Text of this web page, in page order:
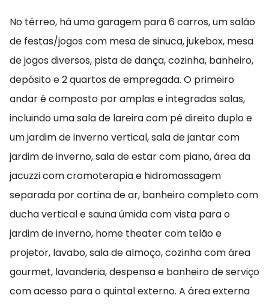
No térreo, há uma garagem para 6 carros, um salão
de festas/jogos com mesa de sinuca, jukebox, mesa
de jogos diversos, pista de dança, cozinha, banheiro,
depósito e 2 quartos de empregada. O primeiro
andar é composto por amplas e integradas salas,
incluindo uma sala de lareira com pé direito duplo e
um jardim de inverno vertical, sala de jantar com
jardim de inverno, sala de estar com piano, área da
jacuzzi com cromoterapia e hidromassagem
separada por cortina de ar, banheiro completo com
ducha vertical e sauna úmida com vista para o
jardim de inverno, home theater com telão e
projetor, lavabo, sala de almoço, cozinha com área
gourmet, lavanderia, despensa e banheiro de serviço
com acesso para o quintal externo. A área externa